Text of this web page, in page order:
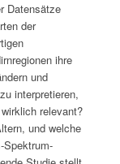
Datensätze
der
ihre
und
interpretieren,
relevant?
und welche
Spektrum-